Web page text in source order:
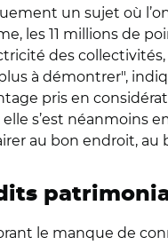
un sujet où
les 11 millions de
des
à démontrer",
pris en
elle s’est néanmoins
au bon endroit,
le manque de